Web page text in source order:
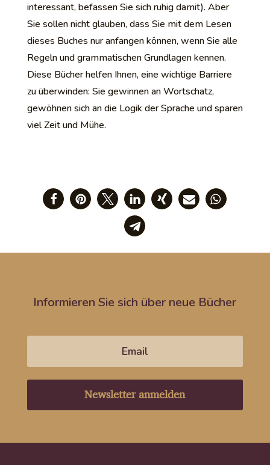
interessant, befassen Sie sich ruhig damit). Aber
Sie sollen nicht glauben, dass Sie mit dem Lesen
dieses Buches nur anfangen können, wenn Sie alle
Regeln und grammatischen Grundlagen kennen.
Diese Bücher helfen Ihnen, eine wichtige Barriere
zu überwinden: Sie gewinnen an Wortschatz,
gewöhnen sich an die Logik der Sprache und sparen
viel Zeit und Mühe.
Informieren Sie sich über neue Bücher
Newsletter anmelden